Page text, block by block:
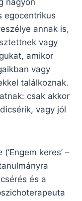
nagyon
egocentrikus
annak is,
vagy
amikor
vagy
találkoznak.
csak akkor
vagy jól
(’Engem keres’ –
és a